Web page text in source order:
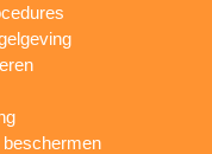
beschermen